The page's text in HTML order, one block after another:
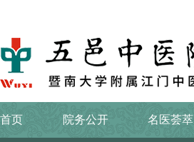
首页 院务公开 名医荟萃